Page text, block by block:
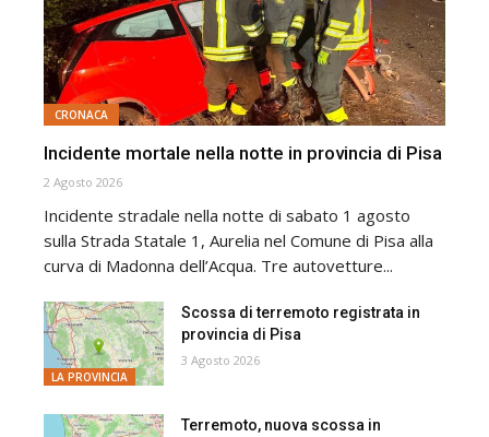
CRONACA
Incidente mortale nella notte in provincia di Pisa
2 Agosto 2026
Incidente stradale nella notte di sabato 1 agosto
sulla Strada Statale 1, Aurelia nel Comune di Pisa alla
curva di Madonna dell’Acqua. Tre autovetture...
LA PROVINCIA
Scossa di terremoto registrata in
provincia di Pisa
3 Agosto 2026
Terremoto, nuova scossa in